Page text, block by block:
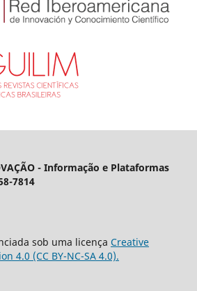
- Informação e Plataformas
7814
sob uma licença Creative
4.0 (CC BY-NC-SA 4.0).